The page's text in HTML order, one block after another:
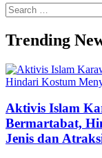
Search
for:
Trending
Aktivis Islam
Bermartabat,
Jenis dan